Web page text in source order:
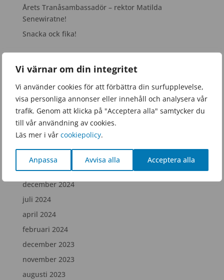
Vi värnar om din integritet
Vi använder cookies för att förbättra din surfupplevelse,
visa personliga annonser eller innehåll och analysera vår
trafik. Genom att klicka på "Acceptera alla" samtycker du
till vår användning av cookies.
Läs mer i vår cookiepolicy.
Anpassa Avvisa alla Acceptera alla
Årets Tranåsambassadör – rektor Matilda
Senewiratne!
Snacka ock fika!
mars 2026
januari 2026
november 2025
september 2025
februari 2025
december 2024
juli 2024
april 2024
februari 2024
december 2023
november 2023
augusti 2023